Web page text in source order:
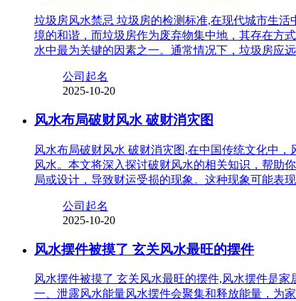
垃圾房风水禁忌 垃圾房的检测标准,在现代城市生
境的和谐，而垃圾房作为废弃物集中地，其存在方
水中最为关键的因素之一。通常情况下，垃圾房应
公司起名
2025-10-20
风水布局破财风水 破财消灾图
风水布局破财风水 破财消灾图,在中国传统文化中
风水。本文将深入探讨破财风水的相关知识，帮助
局或设计，导致财运受损的现象。这种现象可能表
公司起名
2025-10-20
风水摆件被摸了 玄关风水最旺的摆件
风水摆件被摸了 玄关风水最旺的摆件,风水摆件是
一、泄露风水能量风水摆件会聚集和释放能量，为